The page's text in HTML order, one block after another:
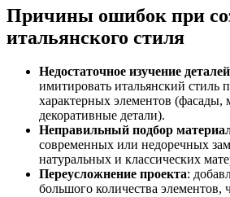
Причины ошибок при
итальянского стиля
Недостаточное изучение деталей
имитировать итальянский стиль
характерных элементов (фасады,
декоративные детали).
Неправильный подбор
современных или недоречных
натуральных и классических
Переусложнение проекта:
большого количества элементов,